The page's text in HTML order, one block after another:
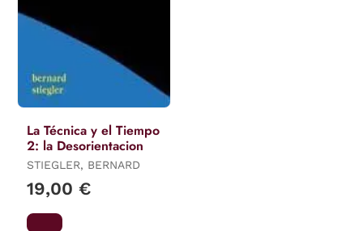
La Técnica y el Tiempo
2: la Desorientacion
STIEGLER, BERNARD
19,00 €